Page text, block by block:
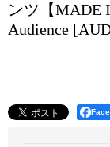
ンツ【MADE
Audience